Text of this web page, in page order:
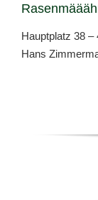
Hauptplatz 38 –
Hans